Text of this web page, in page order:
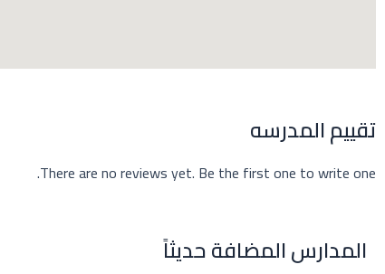
تقييم المدرسه
There are no reviews yet. Be the first one to write one.
المدارس المضافة حديثاً